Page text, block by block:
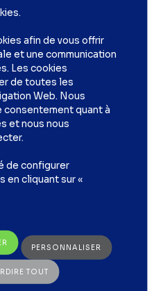
afin de vous offrir
et une communication
Les cookies
de toutes les
Web. Nous
consentement quant à
et nous nous
de configurer
en cliquant sur «
PERSONNALISER
TOUT